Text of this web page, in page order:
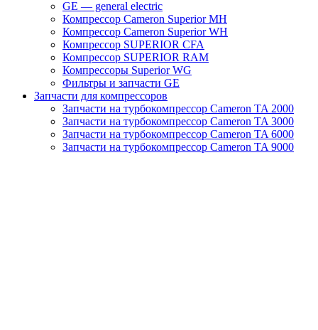
GE — general electric
Компрессор Cameron Superior MH
Компрессор Cameron Superior WH
Компрессор SUPERIOR CFA
Компрессор SUPERIOR RAM
Компрессоры Superior WG
Фильтры и запчасти GE
Запчасти для компрессоров
Запчасти на турбокомпрессор Cameron TA 2000
Запчасти на турбокомпрессор Cameron TA 3000
Запчасти на турбокомпрессор Cameron TA 6000
Запчасти на турбокомпрессор Cameron TA 9000